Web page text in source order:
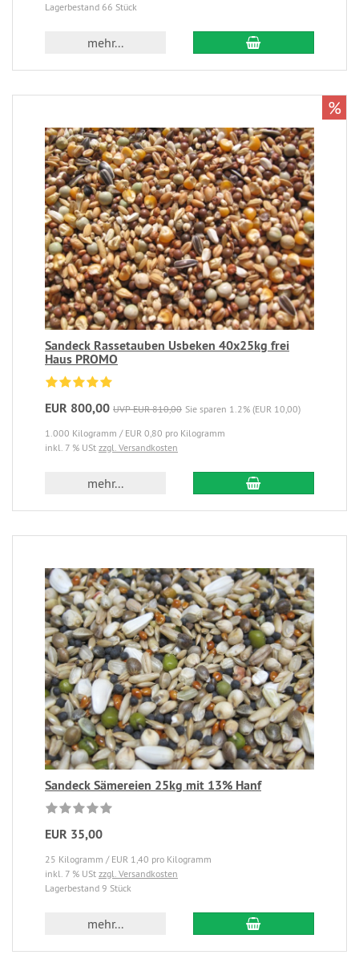
Lagerbestand 66 Stück
mehr...
Sandeck Rassetauben Usbeken 40x25kg frei
Haus PROMO
EUR 800,00 UVP EUR 810,00 Sie sparen 1.2% (EUR 10,00)
1.000 Kilogramm / EUR 0,80 pro Kilogramm
inkl. 7 % USt zzgl. Versandkosten
mehr...
%
Sandeck Sämereien 25kg mit 13% Hanf
EUR 35,00
25 Kilogramm / EUR 1,40 pro Kilogramm
inkl. 7 % USt zzgl. Versandkosten
Lagerbestand 9 Stück
mehr...